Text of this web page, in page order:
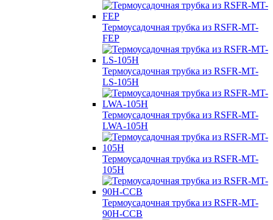
Термоусадочная трубка из RSFR-MT-
FEP
Термоусадочная трубка из RSFR-MT-
LS-105H
Термоусадочная трубка из RSFR-MT-
LWA-105H
Термоусадочная трубка из RSFR-MT-
105H
Термоусадочная трубка из RSFR-MT-
90H-CCB